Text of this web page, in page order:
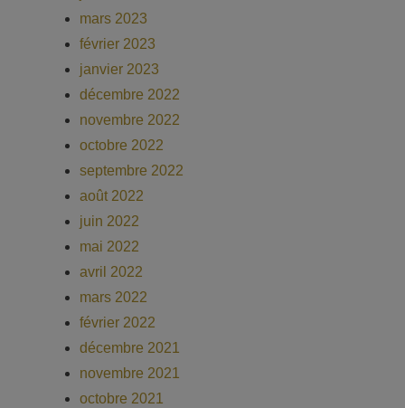
mars 2023
février 2023
janvier 2023
décembre 2022
novembre 2022
octobre 2022
septembre 2022
août 2022
juin 2022
mai 2022
avril 2022
mars 2022
février 2022
décembre 2021
novembre 2021
octobre 2021